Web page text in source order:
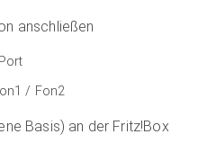
anschließen
/ Fon2
Basis) an der Fritz!Box